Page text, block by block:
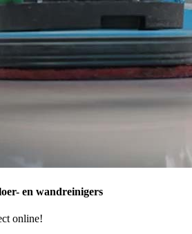
en wandreinigers
online!